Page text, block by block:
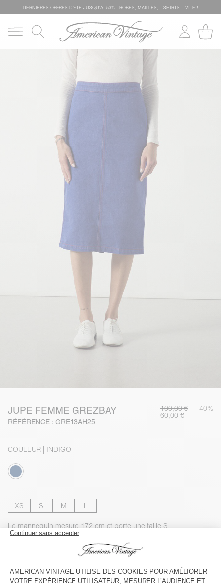
DERNIÈRES OFFRES D'ÉTÊ JUSQU'À -50% : ROBES, MAILLES, T-SHIRTS... VITE !
JUPE FEMME GREZBAY
RÉFÉRENCE : GRE13AH25
100,00 € -40%
60,00 €
COULEUR | INDIGO
XS S M L
Le mannequin mesure 172 cm et porte une taille S
entre le mardi 11 août et le jeudi 13 août
AJOUTER AU PANIER